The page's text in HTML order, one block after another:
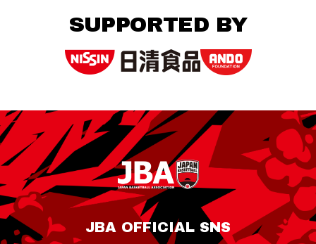
SUPPORTED BY
JBA OFFICIAL SNS